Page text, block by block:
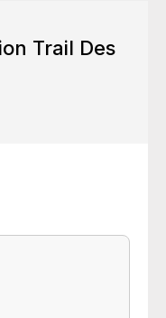
Trail Des